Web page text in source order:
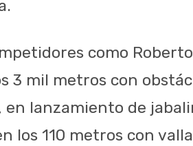
como
3 mil metros con
en lanzamiento de
los 110 metros con